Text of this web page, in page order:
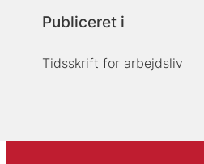
Publiceret i
Tidsskrift for arbejdsliv